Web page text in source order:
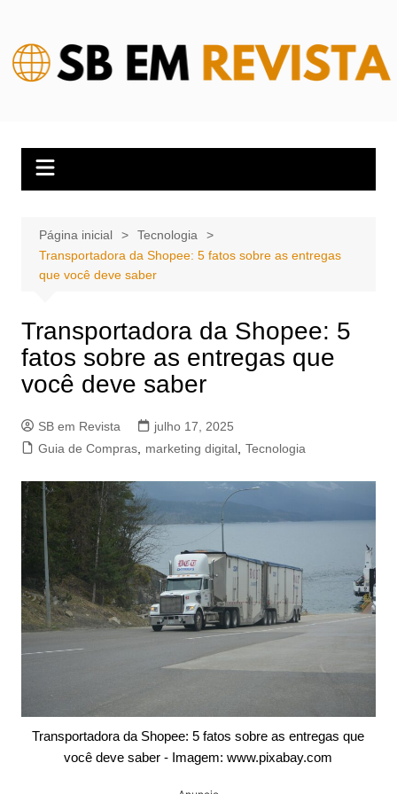
conteúdo
Página inicial
Tecnologia
Transportadora da Shopee: 5 fatos sobre as entregas
que você deve saber
Transportadora da Shopee: 5
fatos sobre as entregas que
você deve saber
SB em Revista
julho 17, 2025
Guia de Compras, marketing digital, Tecnologia
Transportadora da Shopee: 5 fatos sobre as entregas que
você deve saber - Imagem: www.pixabay.com